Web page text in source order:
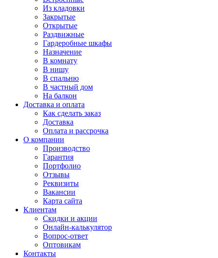
Из кладовки
Закрытые
Открытые
Раздвижные
Гардеробные шкафы
Назначение
В комнату
В нишу
В спальню
В частный дом
На балкон
Доставка и оплата
Как сделать заказ
Доставка
Оплата и рассрочка
О компании
Производство
Гарантия
Портфолио
Отзывы
Реквизиты
Вакансии
Карта сайта
Клиентам
Скидки и акции
Онлайн-калькулятор
Вопрос-ответ
Оптовикам
Контакты